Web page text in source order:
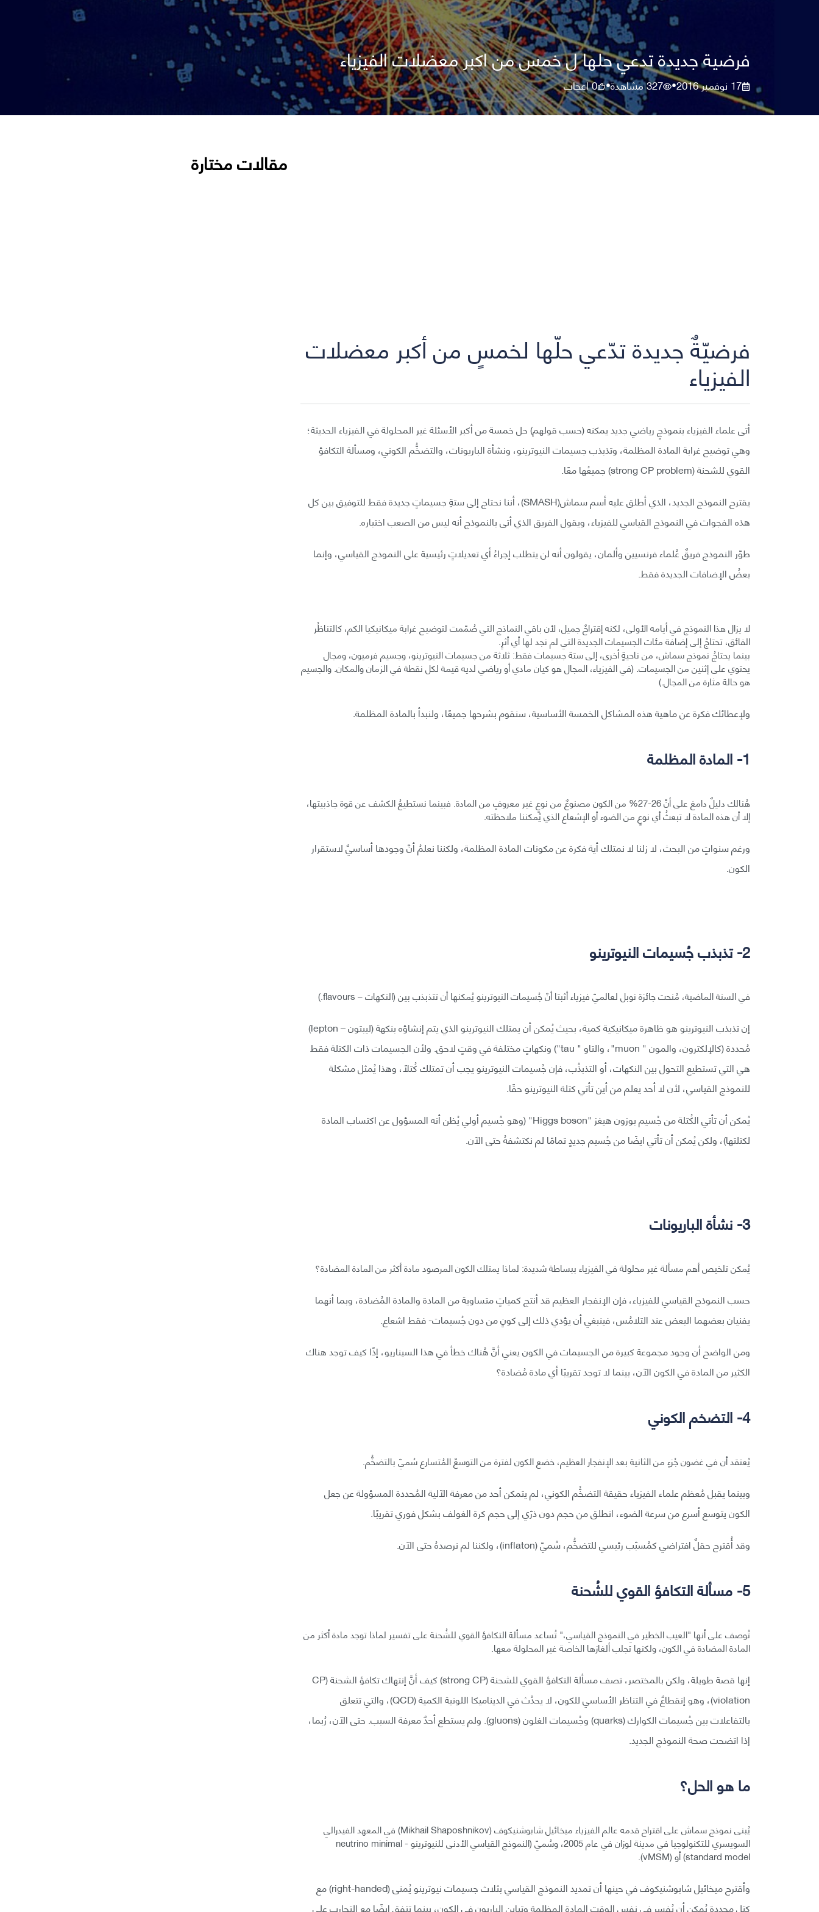
فرضية جديدة تدعي حلها ل خمس من اكبر معضلات الفيزياء
17 نوفمبر 2016 •
327مشاهدة•
0اعجاب
فرضيّةٌ جديدة تدّعي حلّها لخمسٍ من أكبر معضلات
الفيزياء
أتى علماء الفيزياء بنموذجٍ رياضي جديد يمكنه (حسب قولهم) حل خمسة من أكبر الأسئلة غير المحلولة في الفيزياء الحديثة؛
وهي توضيح غرابة المادة المظلمة، وتذبذب جسيمات النيوترينو، ونشأة الباريونات، والتضخُّم الكوني، ومسألة التكافؤ
القوي للشحنة (strong CP problem) جميعُها معًا.
يقترح النموذج الجديد، الذي أطلق عليه أسم سماش(SMASH)، أننا نحتاج إلى ستةِ جسيماتٍ جديدة فقط للتوفيق بين كل
هذه الفجوات في النموذج القياسي للفيزياء، ويقول الفريق الذي أتى بالنموذج أنه ليس من الصعب اختباره.
طوّر النموذج فريقٌ عُلماء فرنسيين وألمان، يقولون أنه لن يتطلب إجراءُ أي تعديلاتٍ رئيسية على النموذج القياسي، وإنما
بعضُ الإضافات الجديدة فقط.
لا يزال هذا النموذج في أيامه الأولى، لكنه إقتراحٌ جميل، لأن باقي النماذج التي صُمّمت لتوضيح غرابة ميكانيكيا الكم، كالتناظُر
الفائق، تحتاجُ إلى إضافة مئات الجسيمات الجديدة التي لم نجد لها أي أثرٍ.
بينما يحتاجُ نموذج سماش، من ناحيةٍ أخرى، إلى ستة جسيمات فقط: ثلاثة من جسيمات النيوترينو، وجسيم فرميون، ومجال
يحتوي على إثنين من الجسيمات. (في الفيزياء، المجال هو كيان مادي أو رياضي لديه قيمة لكل نقطة في الزمان والمكان. والجسيم
هو حالة مثارة من المجال.)
ولإعطائك فكرة عن ماهية هذه المشاكل الخمسة الأساسية، سنقوم بشرحها جميعًا، ولنبدأ بالمادة المظلمة.
1- المادة المظلمة
هُنالك دليلٌ دامغ على أنَّ 26-27% من الكون مصنوعٌ من نوعٍ غير معروفٍ من المادة. فبينما نستطيعُ الكشف عن قوة جاذبيتها،
إلا أن هذه المادة لا تبعثُ أي نوعٍ من الضوء أو الإشعاع الذي يُمكننا ملاحظته.
ورغم سنواتٍ من البحث، لا زلنا لا نمتلك أية فكرة عن مكونات المادة المظلمة، ولكننا نعلمُ أنَّ وجودها أساسيٌ لاستقرار
الكون.
2- تذبذب جُسيمات النيوترينو
في السنة الماضية، مُنحت جائزة نوبل لعالميّ فيزياء أثبتا أنّ جُسيمات النيوترينو يُمكنها أن تتذبذب بين (النكهات – flavours.)
إن تذبذب النيوترينو هو ظاهرة ميكانيكية كمية، بحيث يُمكن أن يمتلك النيوترينو الذي يتم إنشاؤه بنكهة (ليبتون – lepton)
مُحددة (كالإلكترون، والمون " muon"، والتاو " tau") ونكهاتٍ مختلفة في وقتٍ لاحق. ولأن الجسيمات ذات الكتلة فقط
هي التي تستطيع التحول بين النكهات، أو التذبذُب، فإن جُسيمات النيوترينو يجب أن تمتلك كُتلًا، وهذا يُمثل مشكلة
للنموذج القياسي، لأن لا أحد يعلم من أين تأتي كتلة النيوترينو حقًا.
يُمكن أن تأتي الكُتلة من جُسيم بوزون هيغز "Higgs boson" (وهو جُسيم أولي يُظن أنه المسؤول عن اكتساب المادة
لكتلتها)، ولكن يُمكن أن تأتي ايضًا من جُسيم جديدٍ تمامًا لم نكتشفهُ حتى الآن.
3- نشأة الباريونات
يُمكن تلخيص أهم مسألة غير محلولة في الفيزياء ببساطة شديدة: لماذا يمتلك الكون المرصود مادة أكثر من المادة المضادة؟
حسب النموذج القياسي للفيزياء، فإن الإنفجار العظيم قد أنتج كمياتٍ متساوية من المادة والمادة المُضادة، وبما أنهما
يفنيان بعضهما البعض عند التلامُس، فينبغي أن يؤدي ذلك إلى كونٍ من دون جُسيمات- فقط اشعاع.
ومن الواضح أن وجود مجموعة كبيرة من الجسيمات في الكون يعني أنَّ هُناك خطأ في هذا السيناريو، إذًا كيف توجد هناك
الكثير من المادة في الكون الآن، بينما لا توجد تقريبًا أي مادة مُضادة؟
4- التضخم الكوني
يُعتقد أن في غضون جُزءٍ من الثانية بعد الإنفجار العظيم، خضع الكون لفترة من التوسعّ المُتسارع سُميّ بالتضخُّم.
وبينما يقبل مُعظم علماء الفيزياء حقيقة التضخُّم الكوني، لم يتمكن أحد من معرفة الآلية المُحددة المسؤولة عن جعل
الكون يتوسع أسرع من سرعة الضوء، انطلق من حجم دون ذرّي إلى حجم كرة الغولف بشكل فوري تقريبًا.
وقد أُقترح حقلٌ افتراضي كمُسبّب رئيسي للتضخُّم، سُميّ (inflaton)، ولكننا لم نرصدهُ حتى الآن.
5- مسألة التكافؤ القوي للشُحنة
تُوصف على أنها "العيب الخطير في النموذج القياسي،" تُساعد مسألة التكافؤ القوي للشُحنة على تفسير لماذا توجد مادة أكثر من
المادة المضادة في الكون، ولكنها تجلب ألغازها الخاصة غير المحلولة معها.
إنها قصة طويلة، ولكن بالمختصر، تصف مسألة التكافؤ القوي للشحنة (strong CP) كيف أنَّ إنتهاك تكافؤ الشحنة (CP
violation)، وهو إنقطاعٌ في التناظر الأساسي للكون، لا يحدُث في الديناميكا اللونية الكمية (QCD)، والتي تتعلق
بالتفاعلات بين جُسيمات الكوارك (quarks) وجُسيمات الغلون (gluons). ولم يستطع أحدٌ معرفة السبب. حتى الآن، رُبما،
إذا اتضحت صحة النموذج الجديد.
ما هو الحل؟
يُبنى نموذج سماش على اقتراح قدمه عالم الفيزياء ميخائيل شابوشنيكوف (Mikhail Shaposhnikov) في المعهد الفيدرالي
السويسري للتكنولوجيا في مدينة لوزان في عام 2005، وسُميّ (النموذج القياسي الأدنى للنيوترينو - neutrino minimal
standard model) أو (vMSM).
وأقترح ميخائيل شابوشنيكوف في حينها أن تمديد النموذج القياسي بثلاث جسيمات نيوترينو يُمنى (right-handed) مع
كتل محددة يُمكن أن يُفسر في نفس الوقت المادة المظلمة وتباين الباريون في الكون، بينما تتفق ايضًا مع التجارب على
مقالات مختارة